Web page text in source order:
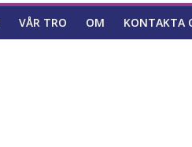
VÅR TRO OM KONTAKTA